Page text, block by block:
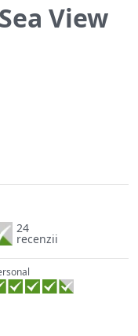
View
24
recenzii